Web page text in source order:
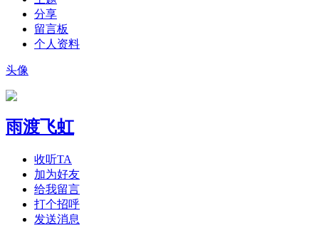
分享
留言板
个人资料
头像
雨渡飞虹
收听TA
加为好友
给我留言
打个招呼
发送消息